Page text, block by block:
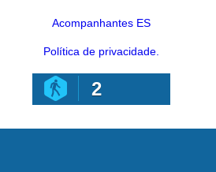
Acompanhantes ES
Política de privacidade.
2